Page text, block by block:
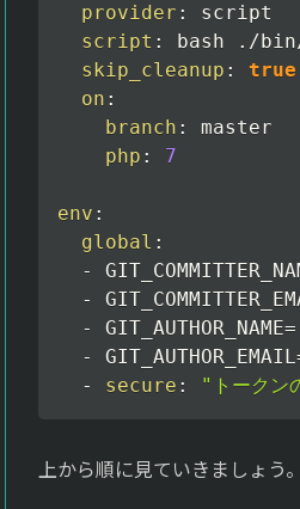
provider :
script
script :
bash ./
skip_cleanup :
true
on :
branch :
master
php : 7
env :
global :
-
-
-
-
-
secure : "トークン
上から順に見ていきましょう。